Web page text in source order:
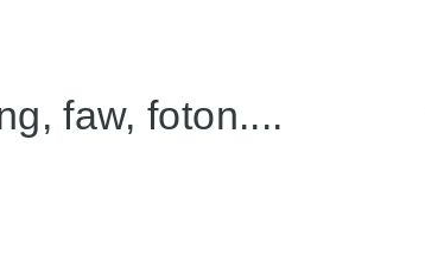
faw, foton....